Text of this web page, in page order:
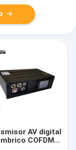
AV digital
COFDM